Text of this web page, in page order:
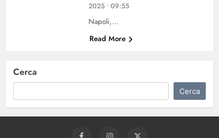
2025 • 09:55
Napoli,…
Read More
Cerca
Cerca